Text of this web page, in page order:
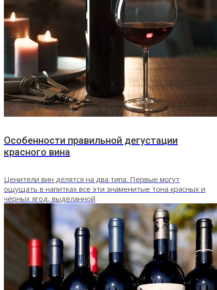
Особенности правильной дегустации
красного вина
Ценители вин делятся на два типа. Первые могут
ощущать в напитках все эти знаменитые тона красных и
чёрных ягод, выделанной